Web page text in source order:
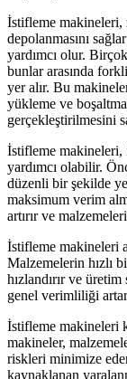
İstifleme makineleri,
depolanmasını
yardımcı olur.
bunlar arasında
yer alır. Bu
yükleme ve
gerçekleştirilmesini
İstifleme makineleri,
yardımcı olabilir.
düzenli bir şekilde
maksimum verim
artırır ve
İstifleme makineleri
Malzemelerin hızlı
hızlandırır ve
genel verimliliği artar
İstifleme makineleri
makineler,
riskleri minimize
kaynaklanan